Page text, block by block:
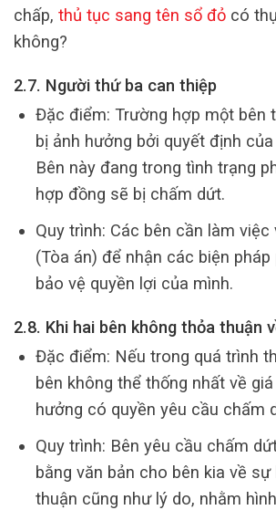
chấp, thủ tục sang tên sổ đỏ có
không?
2.7. Người thứ ba can thiệp
Đặc điểm: Trường hợp một bên
bị ảnh hưởng bởi quyết định
Bên này đang trong tình trạng
hợp đồng sẽ bị chấm dứt.
Quy trình: Các bên cần làm
(Tòa án) để nhận các biện
bảo vệ quyền lợi của mình.
2.8. Khi hai bên không thỏa thuận
Đặc điểm: Nếu trong quá trình
bên không thể thống nhất về
hưởng có quyền yêu cầu chấm
Quy trình: Bên yêu cầu chấm
bằng văn bản cho bên kia về sự
thuận cũng như lý do, nhằm